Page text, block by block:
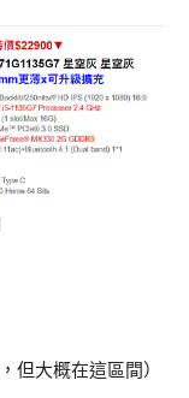
但大概在這區間）